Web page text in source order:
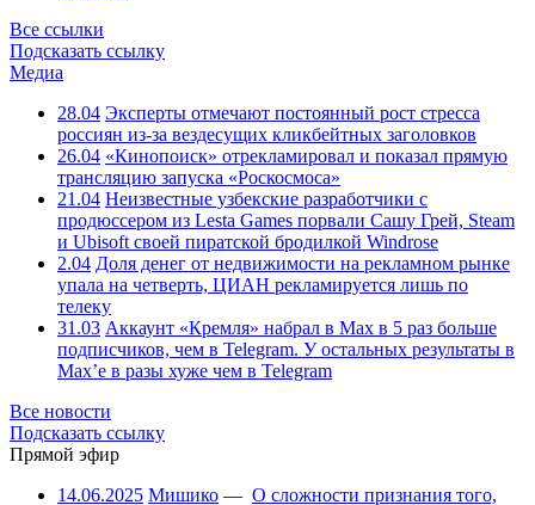
Все ссылки
Подсказать ссылку
Медиа
28.04 Эксперты отмечают постоянный рост стресса
россиян из-за вездесущих кликбейтных заголовков
26.04 «Кинопоиск» отрекламировал и показал прямую
трансляцию запуска «Роскосмоса»
21.04 Неизвестные узбекские разработчики с
продюссером из Lesta Games порвали Сашу Грей, Steam
и Ubisoft своей пиратской бродилкой Windrose
2.04 Доля денег от недвижимости на рекламном рынке
упала на четверть, ЦИАН рекламируется лишь по
телеку
31.03 Аккаунт «Кремля» набрал в Max в 5 раз больше
подписчиков, чем в Telegram. У остальных результаты в
Max’е в разы хуже чем в Telegram
Все новости
Подсказать ссылку
Прямой эфир
14.06.2025 Мишико — О сложности признания того,